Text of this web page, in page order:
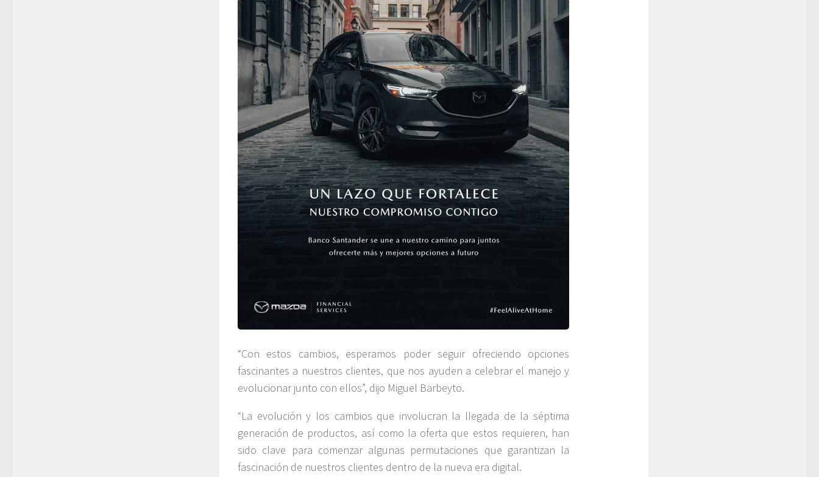
“Con estos cambios, esperamos poder seguir ofreciendo opciones
fascinantes a nuestros clientes, que nos ayuden a celebrar el manejo y
evolucionar junto con ellos”, dijo Miguel Barbeyto.
“La evolución y los cambios que involucran la llegada de la séptima
generación de productos, así como la oferta que estos requieren, han
sido clave para comenzar algunas permutaciones que garantizan la
fascinación de nuestros clientes dentro de la nueva era digital.